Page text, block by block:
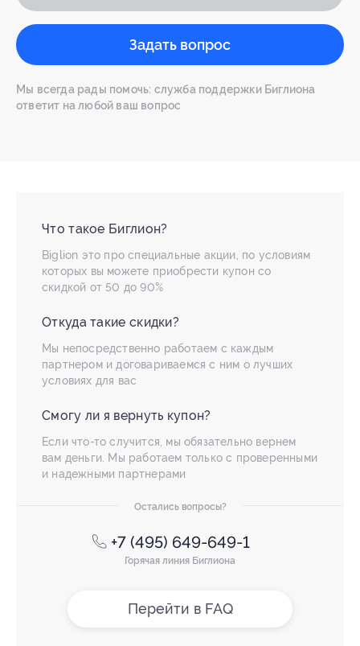
Задать вопрос
Мы всегда рады помочь: служба поддержки Биглиона
ответит на любой ваш вопрос
Что такое Биглион?
Biglion это про специальные акции, по условиям
которых вы можете приобрести купон со
скидкой от 50 до 90%
Откуда такие скидки?
Мы непосредственно работаем с каждым
партнером и договариваемся с ним о лучших
условиях для вас
Смогу ли я вернуть купон?
Если что-то случится, мы обязательно вернем
вам деньги. Мы работаем только с проверенными
и надежными партнерами
Остались вопросы?
+7 (495) 649-649-1
Горячая линия Биглиона
Перейти в FAQ